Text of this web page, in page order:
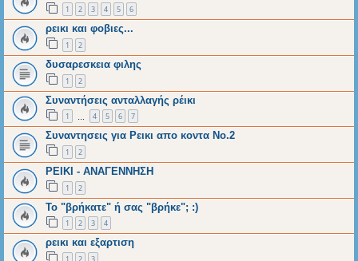
1 2 3 4 5 6
ρεικι και φοβιες...
1 2
δυσαρεσκεια φιλης
1 2
Συναντήσεις ανταλλαγής ρέικι
1 4 5 6 7
Συναντησεις για Ρεικι απο κοντα Νο.2
1 2
ΡΕΙΚΙ - ΑΝΑΓΕΝΝΗΣΗ
1 2
Το "βρήκατε" ή σας "βρήκε"; :)
1 2 3 4
ρεικι και εξαρτιση
1 2 3